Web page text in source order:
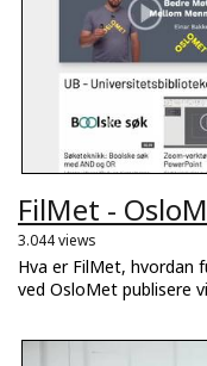
FilMet -
3.044 views
Hva er FilMet, hvordan
ved OsloMet publisere